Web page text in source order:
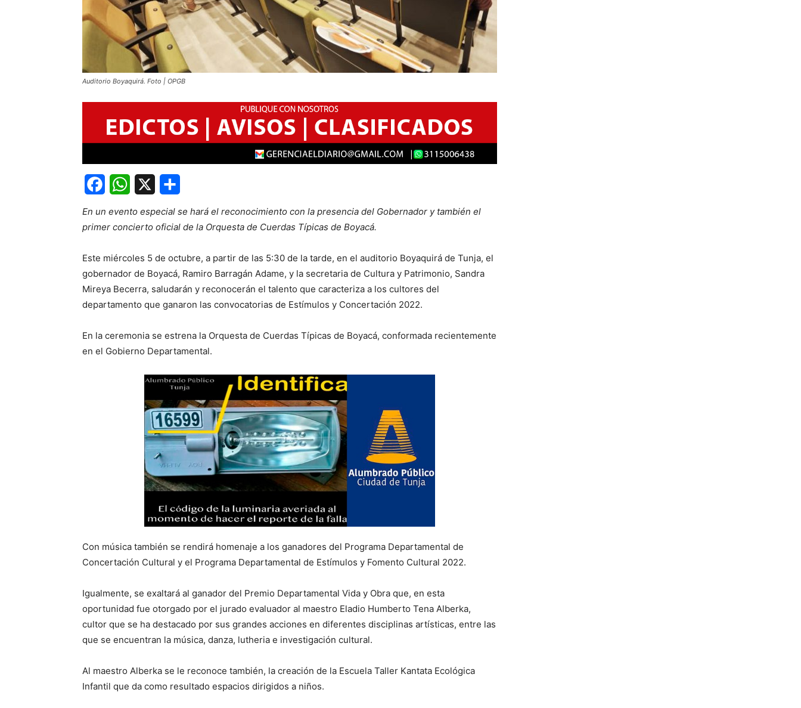
Auditorio Boyaquirá. Foto | OPGB
Share
En un evento especial se hará el reconocimiento con la presencia del Gobernador y también el
primer concierto oficial de la Orquesta de Cuerdas Típicas de Boyacá.
Este miércoles 5 de octubre, a partir de las 5:30 de la tarde, en el auditorio Boyaquirá de Tunja, el
gobernador de Boyacá, Ramiro Barragán Adame, y la secretaria de Cultura y Patrimonio, Sandra
Mireya Becerra, saludarán y reconocerán el talento que caracteriza a los cultores del
departamento que ganaron las convocatorias de Estímulos y Concertación 2022.
En la ceremonia se estrena la Orquesta de Cuerdas Típicas de Boyacá, conformada recientemente
en el Gobierno Departamental.
Con música también se rendirá homenaje a los ganadores del Programa Departamental de
Concertación Cultural y el Programa Departamental de Estímulos y Fomento Cultural 2022.
Igualmente, se exaltará al ganador del Premio Departamental Vida y Obra que, en esta
oportunidad fue otorgado por el jurado evaluador al maestro Eladio Humberto Tena Alberka,
cultor que se ha destacado por sus grandes acciones en diferentes disciplinas artísticas, entre las
que se encuentran la música, danza, lutheria e investigación cultural.
Al maestro Alberka se le reconoce también, la creación de la Escuela Taller Kantata Ecológica
Infantil que da como resultado espacios dirigidos a niños.